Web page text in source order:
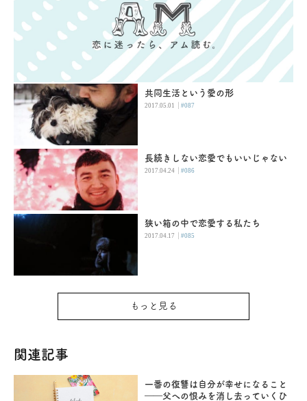
共同生活という愛の形
2017.05.01 |#087
長続きしない恋愛でもいいじゃない
2017.04.24 |#086
狭い箱の中で恋愛する私たち
2017.04.17 |#085
もっと見る
関連記事
一番の復讐は自分が幸せになること
――父への恨みを消し去っていくひ